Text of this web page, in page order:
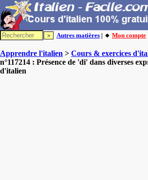
Autres matières | 🔸 Mon compte
Apprendre l'italien > Cours & exercices
n°117214 : Présence de 'di' dans diverses
d'italien